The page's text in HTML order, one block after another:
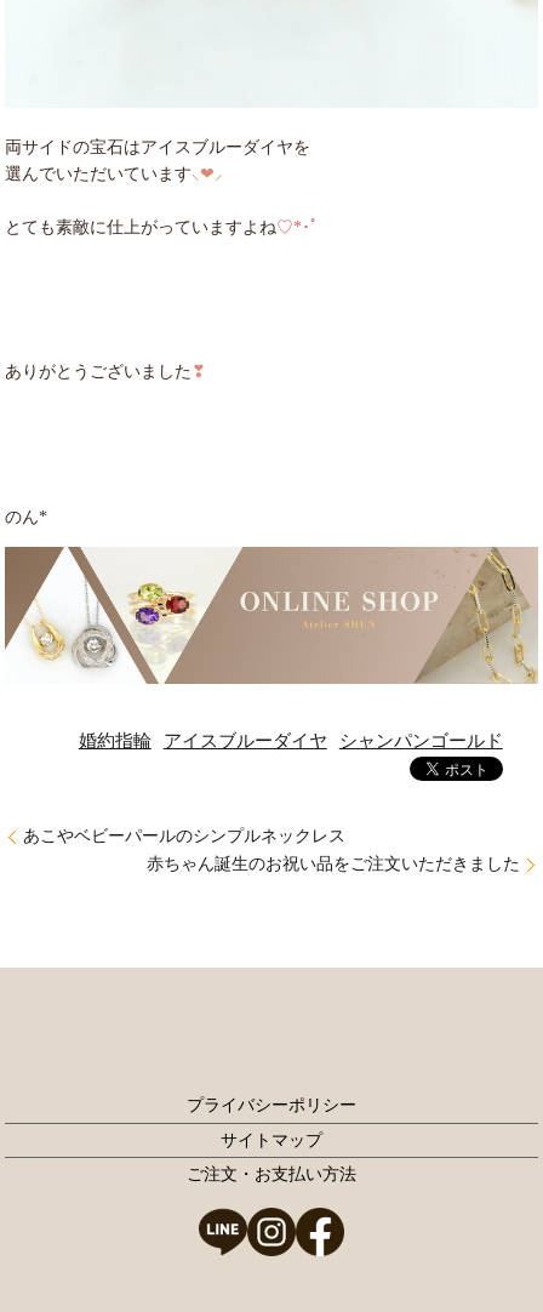
両サイドの宝石はアイスブルーダイヤを
選んでいただいています⸜❤︎⸝
とても素敵に仕上がっていますよね♡*･ﾟ
ありがとうございました ❣︎
のん*
婚約指輪 アイスブルーダイヤ シャンパンゴールド
あこやベビーパールのシンプルネックレス
赤ちゃん誕生のお祝い品をご注文いただきました
プライバシーポリシー
サイトマップ
ご注文・お支払い方法